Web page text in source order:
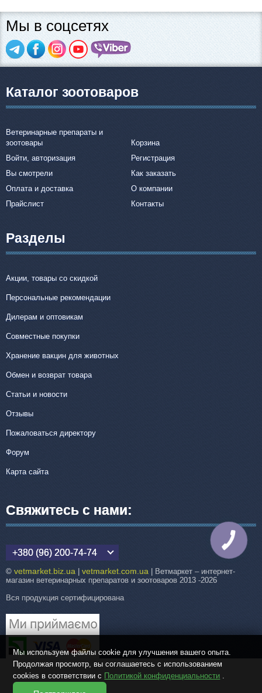
Мы в соцсетях
Каталог зоотоваров
Ветеринарные препараты и
зоотовары
Корзина
Войти, авторизация
Регистрация
Вы смотрели
Как заказать
Оплата и доставка
О компании
Прайслист
Контакты
Разделы
Акции, товары со скидкой
Персональные рекомендации
Дилерам и оптовикам
Совместные покупки
Хранение вакцин для животных
Обмен и возврат товара
Статьи и новости
Отзывы
Пожаловаться директору
Форум
Карта сайта
Свяжитесь с нами:
+380 (96) 200-74-74
© vetmarket.biz.ua vetmarket.com.ua | Ветмаркет – интернет-
магазин ветеринарных препаратов и зоотоваров 2013 -2026
Вся продукция сертифицирована
Мы используем файлы cookie для улучшения вашего опыта.
Продолжая просмотр, вы соглашаетесь с использованием
cookies в соответствии с Политикой конфиденциальности .
КНОПКА
СВЯЗИ